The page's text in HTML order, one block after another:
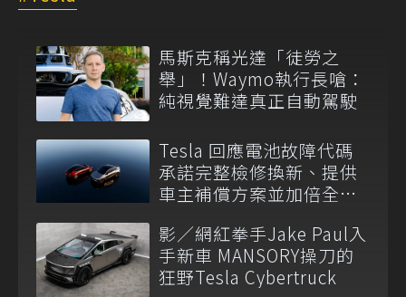
馬斯克稱光達「徒勞之
舉」！Waymo執行長嗆：
純視覺難達真正自動駕駛
Tesla 回應電池故障代碼
承諾完整檢修換新、提供
車主補償方案並加倍全台
影／網紅拳手Jake Paul入
手新車 MANSORY操刀的
狂野Tesla Cybertruck